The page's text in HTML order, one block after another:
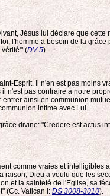
Jésus lui déclare que
l'homme a besoin de la
(DV 5).
Esprit. Il n'en est pas moins
pas contraire à notre
ainsi en communion
intime avec Lui.
divine: "Credere est actus
comme vraies et
Dieu a voulu que les
et la sainteté de l'Eglise, sa
(Cc. Vatican I:DS 3008-3010).